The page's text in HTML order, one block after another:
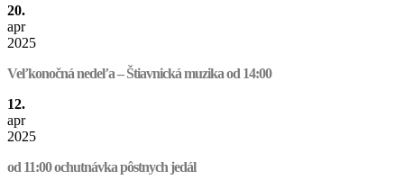
20.
apr
2025
Veľkonočná nedeľa – Štiavnická muzika od 14:00
12.
apr
2025
od 11:00 ochutnávka pôstnych jedál